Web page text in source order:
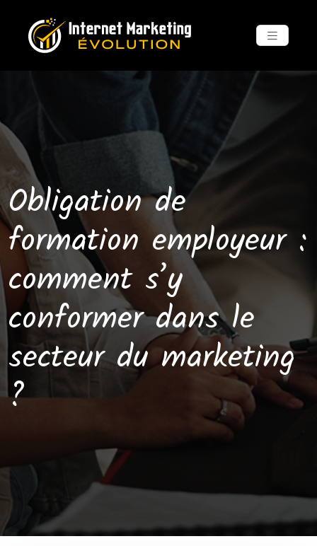
Obligation de
formation employeur :
comment s’y
conformer dans le
secteur du marketing
?